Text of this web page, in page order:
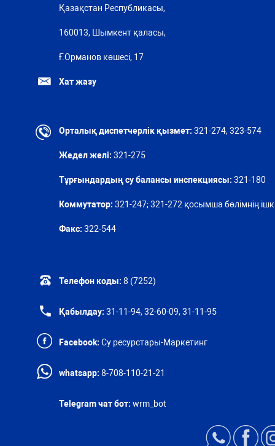
Қазақстан Республикасы,
160013, Шымкент қаласы,
Ғ.Орманов көшесі, 17
Хат жазу
Орталық диспетчерлік қызмет: 321-274, 323-574
Жедел желі: 321-275
Тұрғындардың су балансы инспекциясы: 321-180
Коммутатор: 321-247; 321-272 қосымша бөлімнің ішкі
Факс: 322-544
Телефон коды: 8 (7252)
Қабылдау: 31-11-94, 32-60-09, 31-11-95
Facebook: Су ресурстары-Маркетинг
whatsapp: 8-708-110-21-21
Telegram чат бот: wrm_bot